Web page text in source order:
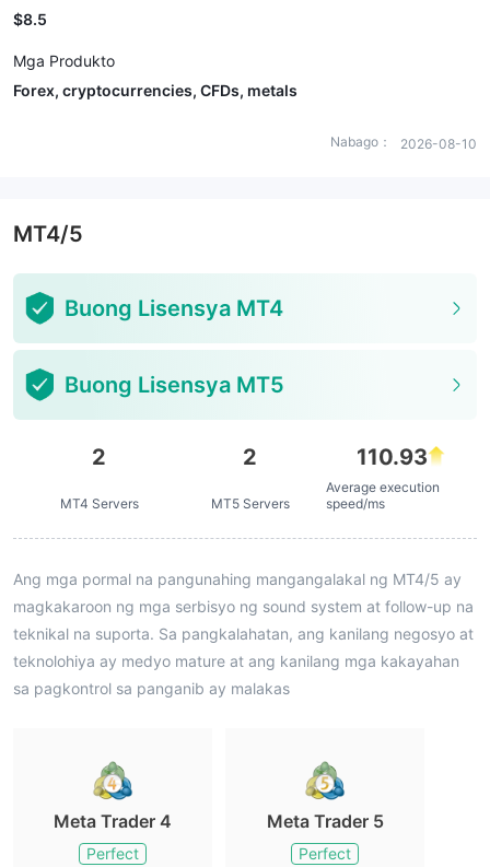
$8.5
Mga Produkto
Forex, cryptocurrencies, CFDs, metals
Nabago： 2026-08-10
MT4/5
Buong Lisensya MT4
Buong Lisensya MT5
2
MT4 Servers
2
MT5 Servers
110.93
Average execution
speed/ms
Ang mga pormal na pangunahing mangangalakal ng MT4/5 ay
magkakaroon ng mga serbisyo ng sound system at follow-up na
teknikal na suporta. Sa pangkalahatan, ang kanilang negosyo at
teknolohiya ay medyo mature at ang kanilang mga kakayahan
sa pagkontrol sa panganib ay malakas
Meta Trader 4
Perfect
Meta Trader 5
Perfect